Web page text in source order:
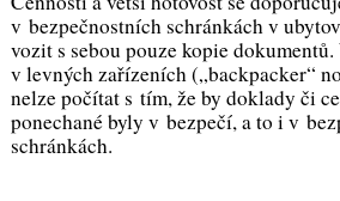
v bezpečnostních schránkách v
vozit s sebou pouze kopie
v levných zařízeních („backpacker“
nelze počítat s tím, že by doklady či
ponechané byly v bezpečí, a to i v
schránkách.